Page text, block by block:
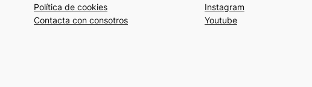
Política de cookies
Contacta con consotros
Instagram
Youtube